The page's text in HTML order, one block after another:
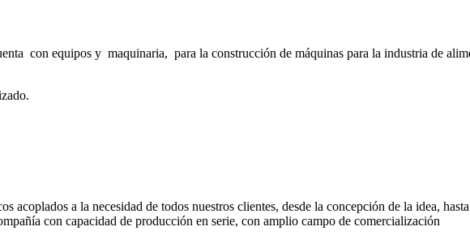
con equipos y maquinaria, para la construcción de máquinas para la industria de
acoplados a la necesidad de todos nuestros clientes, desde la concepción de la idea,
con capacidad de producción en serie, con amplio campo de comercialización